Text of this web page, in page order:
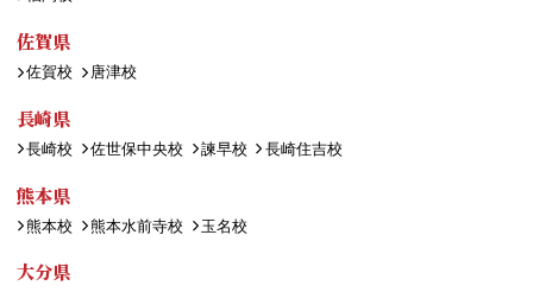
佐賀県
佐賀校 唐津校
長崎県
長崎校 佐世保中央校 諫早校 長崎住吉校
熊本県
熊本校 熊本水前寺校 玉名校
大分県